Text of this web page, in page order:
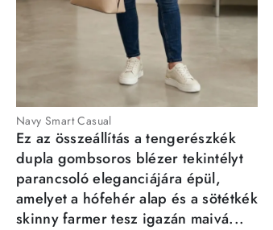
Navy Smart Casual
Ez az összeállítás a tengerészkék
dupla gombsoros blézer tekintélyt
parancsoló eleganciájára épül,
amelyet a hófehér alap és a sötétkék
skinny farmer tesz igazán maivá...